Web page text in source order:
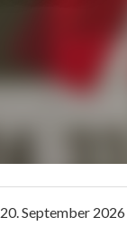
20. September 2026